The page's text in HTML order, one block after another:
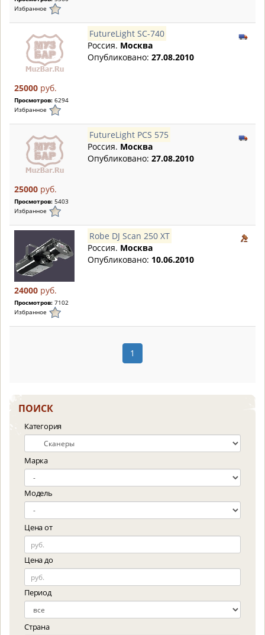
Избранное
25000 руб.
Просмотров: 6294
Избранное
FutureLight SC-740
Россия. Москва
Опубликовано: 27.08.2010
25000 руб.
Просмотров: 5403
Избранное
FutureLight PCS 575
Россия. Москва
Опубликовано: 27.08.2010
24000 руб.
Просмотров: 7102
Избранное
Robe DJ Scan 250 XT
Россия. Москва
Опубликовано: 10.06.2010
1
ПОИСК
Категория
Марка
Модель
Цена от
Цена до
Период
Страна